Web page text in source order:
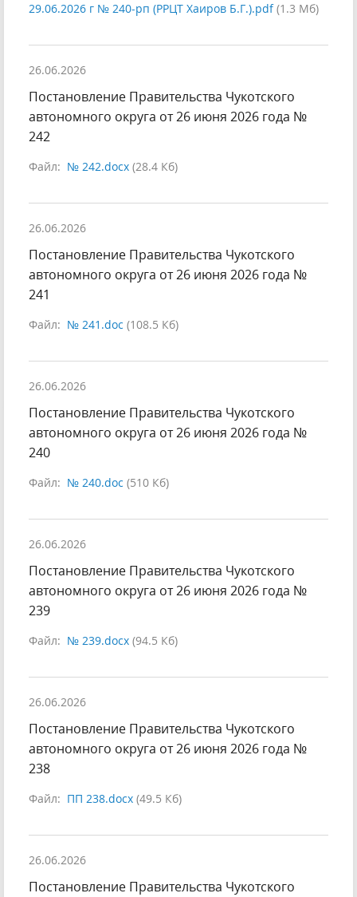
29.06.2026 г № 240-рп (РРЦТ Хаиров Б.Г.).pdf(1.3 Мб)
26.06.2026
Постановление Правительства Чукотского
автономного округа от 26 июня 2026 года №
242
Файл: № 242.docx (28.4 Кб)
26.06.2026
Постановление Правительства Чукотского
автономного округа от 26 июня 2026 года №
241
Файл: № 241.doc (108.5 Кб)
26.06.2026
Постановление Правительства Чукотского
автономного округа от 26 июня 2026 года №
240
Файл: № 240.doc (510 Кб)
26.06.2026
Постановление Правительства Чукотского
автономного округа от 26 июня 2026 года №
239
Файл: № 239.docx (94.5 Кб)
26.06.2026
Постановление Правительства Чукотского
автономного округа от 26 июня 2026 года №
238
Файл: ПП 238.docx (49.5 Кб)
26.06.2026
Постановление Правительства Чукотского